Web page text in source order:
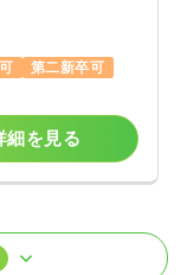
第二新卒可
細を見る